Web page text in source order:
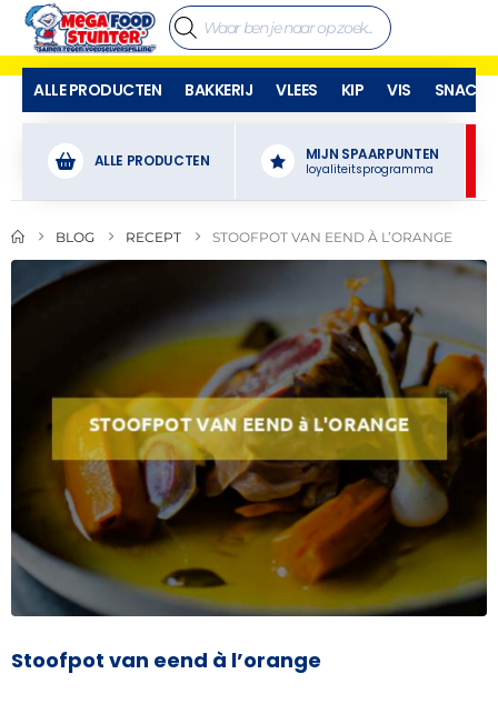
ALLE PRODUCTEN BAKKERIJ VLEES KIP VIS SNACKS
ALLE PRODUCTEN MIJN SPAARPUNTEN
loyaliteitsprogramma
BLOG RECEPT STOOFPOT VAN EEND À L’ORANGE
Stoofpot van eend à l’orange